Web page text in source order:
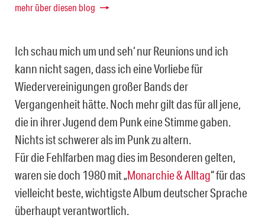
mehr über diesen blog
Ich schau mich um und seh‘ nur Reunions und ich
kann nicht sagen, dass ich eine Vorliebe für
Wiedervereinigungen großer Bands der
Vergangenheit hätte. Noch mehr gilt das für all jene,
die in ihrer Jugend dem Punk eine Stimme gaben.
Nichts ist schwerer als im Punk zu altern.
Für die Fehlfarben mag dies im Besonderen gelten,
waren sie doch 1980 mit „Monarchie & Alltag“ für das
vielleicht beste, wichtigste Album deutscher Sprache
überhaupt verantwortlich.